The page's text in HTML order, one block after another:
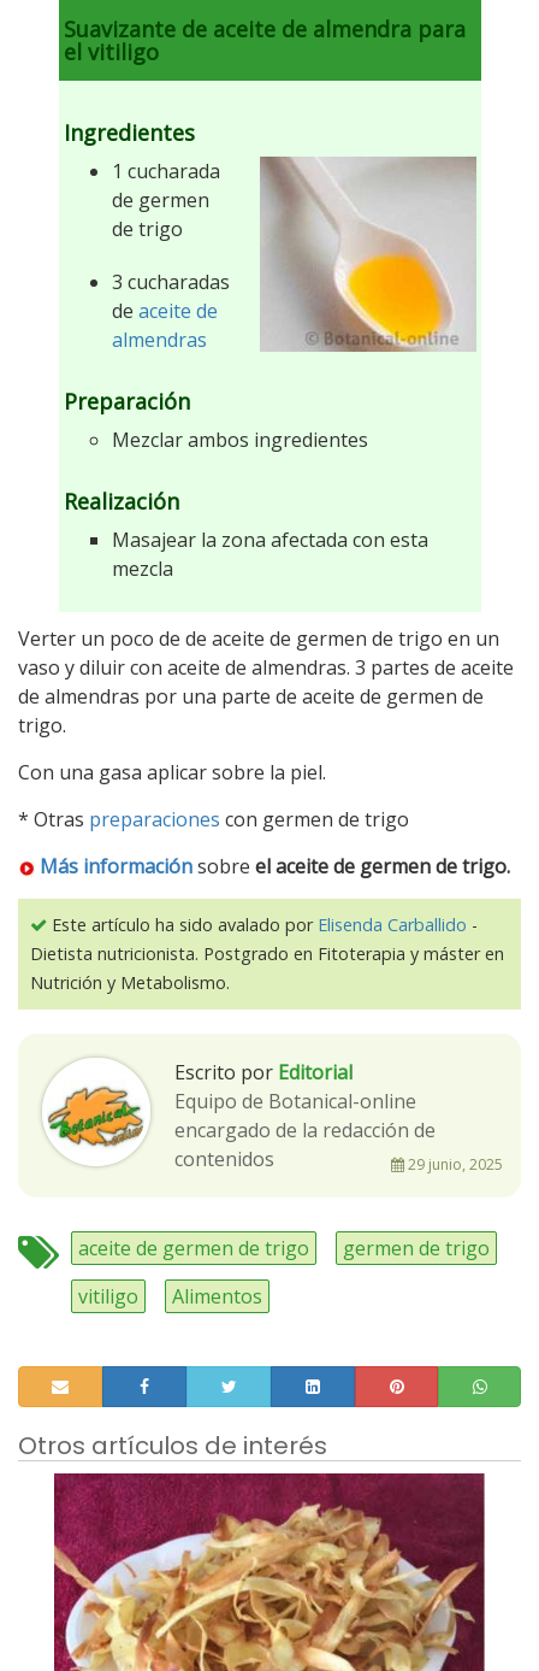
Suavizante de aceite de almendra para
el vitiligo
Ingredientes
1 cucharada
de germen
de trigo
3 cucharadas
de aceite de
almendras
Preparación
Mezclar ambos ingredientes
Realización
Masajear la zona afectada con esta
mezcla
Verter un poco de de aceite de germen de trigo en un
vaso y diluir con aceite de almendras. 3 partes de aceite
de almendras por una parte de aceite de germen de
trigo.
Con una gasa aplicar sobre la piel.
* Otras preparaciones con germen de trigo
Más informaciónsobre el aceite de germen de trigo.
Este artículo ha sido avalado por Elisenda Carballido -
Dietista nutricionista. Postgrado en Fitoterapia y máster en
Nutrición y Metabolismo.
Escrito por Editorial
Equipo de Botanical-online
encargado de la redacción de
contenidos
29 junio, 2025
aceite de germen de trigo
germen de trigo
vitiligo
Alimentos
Otros artículos de interés